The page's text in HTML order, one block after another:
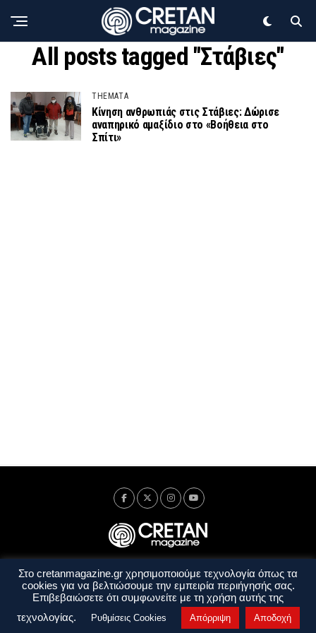
All posts tagged "Στάβιες"
THEMATA
Κίνηση ανθρωπιάς στις Στάβιες: Δώρισε
αναπηρικό αμαξίδιο στο «Βοήθεια στο
Σπίτι»
Ταυτότητα Πολιτική Απορρήτου
Όροι Χρήσης
Όροι και Προϋποθέσεις
Στο cretanmagazine.gr χρησιμοποιούμε τεχνολογία όπως τα
cookies για να βελτιώσουμε την εμπειρία περιήγησής σας.
Επιβεβαιώσετε ότι συμφωνείτε με τη χρήση αυτής της
τεχνολογίας.
Ρυθμίσεις Cookies Απόρριψη Αποδοχή